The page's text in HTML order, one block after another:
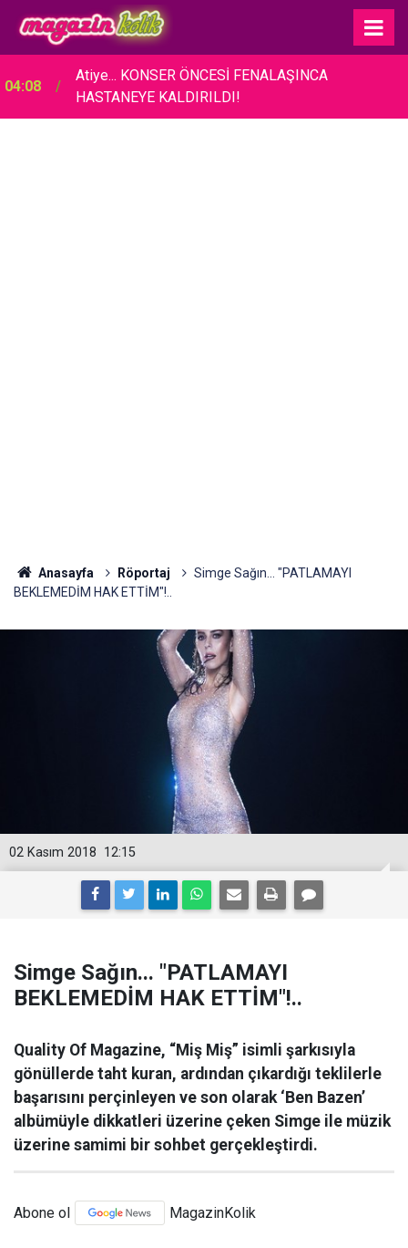
04:08
Atiye... KONSER ÖNCESİ FENALAŞINCA
HASTANEYE KALDIRILDI!
Anasayfa Röportaj
Simge Sağın... "PATLAMAYI
BEKLEMEDİM HAK ETTİM"!..
12:15
02 Kasım 2018
Simge Sağın... "PATLAMAYI
BEKLEMEDİM HAK ETTİM"!..
Quality Of Magazine, “Miş Miş” isimli şarkısıyla
gönüllerde taht kuran, ardından çıkardığı teklilerle
başarısını perçinleyen ve son olarak ‘Ben Bazen’
albümüyle dikkatleri üzerine çeken Simge ile müzik
üzerine samimi bir sohbet gerçekleştirdi.
Abone ol MagazinKolik